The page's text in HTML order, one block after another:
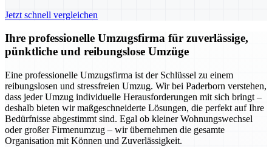
Jetzt schnell vergleichen
Ihre professionelle Umzugsfirma für zuverlässige,
pünktliche und reibungslose Umzüge
Eine professionelle Umzugsfirma ist der Schlüssel zu einem
reibungslosen und stressfreien Umzug. Wir bei Paderborn verstehen,
dass jeder Umzug individuelle Herausforderungen mit sich bringt –
deshalb bieten wir maßgeschneiderte Lösungen, die perfekt auf Ihre
Bedürfnisse abgestimmt sind. Egal ob kleiner Wohnungswechsel
oder großer Firmenumzug – wir übernehmen die gesamte
Organisation mit Können und Zuverlässigkeit.